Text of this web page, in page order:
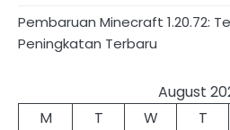
Pembaruan Minecraft 1.20.72:
Peningkatan Terbaru
August
M
T W T